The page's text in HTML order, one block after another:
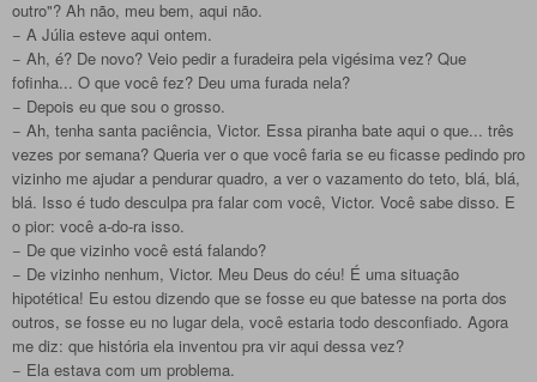
outro"? Ah não, meu bem, aqui não.
− A Júlia esteve aqui ontem.
− Ah, é? De novo? Veio pedir a furadeira pela vigésima vez? Que
fofinha... O que você fez? Deu uma furada nela?
− Depois eu que sou o grosso.
− Ah, tenha santa paciência, Victor. Essa piranha bate aqui o que... três
vezes por semana? Queria ver o que você faria se eu ficasse pedindo pro
vizinho me ajudar a pendurar quadro, a ver o vazamento do teto, blá, blá,
blá. Isso é tudo desculpa pra falar com você, Victor. Você sabe disso. E
o pior: você a-do-ra isso.
− De que vizinho você está falando?
− De vizinho nenhum, Victor. Meu Deus do céu! É uma situação
hipotética! Eu estou dizendo que se fosse eu que batesse na porta dos
outros, se fosse eu no lugar dela, você estaria todo desconfiado. Agora
me diz: que história ela inventou pra vir aqui dessa vez?
− Ela estava com um problema.